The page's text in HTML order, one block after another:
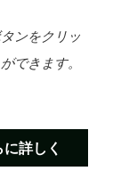
ンをクリッ
できます。
に詳しく